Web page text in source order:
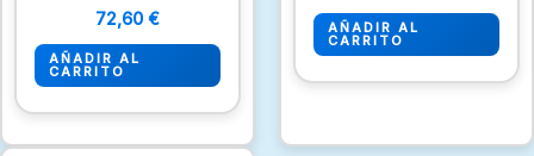
72,60 €
AÑADIR AL
CARRITO
AÑADIR AL
CARRITO